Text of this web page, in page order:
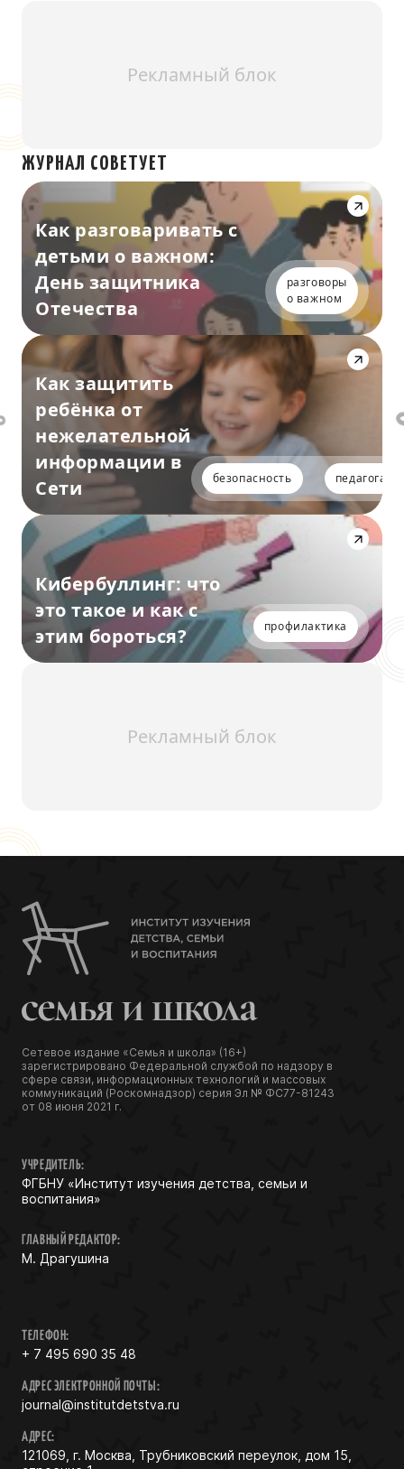
Рекламный блок
ЖУРНАЛ СОВЕТУЕТ
Как разговаривать с
детьми о важном:
День защитника
Отечества
разговоры
о важном
Как защитить
ребёнка от
нежелательной
информации в
Сети
безопасность педагогам
Кибербуллинг: что
это такое и как с
этим бороться?
профилактика
Рекламный блок
Сетевое издание «Семья и школа» (16+)
зарегистрировано Федеральной службой по надзору в
сфере связи, информационных технологий и массовых
коммуникаций (Роскомнадзор) серия Эл № ФС77-81243
от 08 июня 2021 г.
УЧРЕДИТЕЛЬ:
ФГБНУ «Институт изучения детства, семьи и
воспитания»
ГЛАВНЫЙ РЕДАКТОР:
М. Драгушина
ТЕЛЕФОН:
+ 7 495 690 35 48
АДРЕС ЭЛЕКТРОННОЙ ПОЧТЫ:
journal@institutdetstva.ru
АДРЕС:
121069, г. Москва, Трубниковский переулок, дом 15,